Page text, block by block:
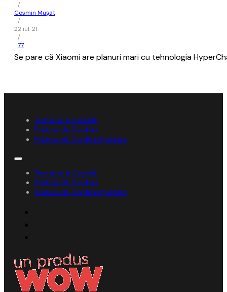
/
Cosmin Mușat
/
22 iul. 21
/
77
Se pare că Xiaomi are planuri mari cu tehnologia
Termene și Condiții
Politica de Cookies
Politica de Confidențialitate
Termene și Condiții
Politica de Cookies
Politica de Confidențialitate